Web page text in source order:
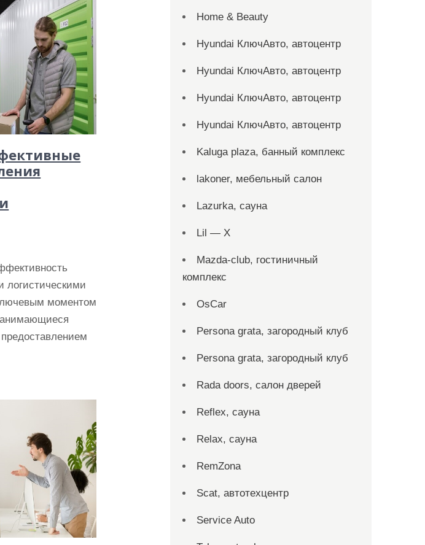
логистическими
моментом
Home & Beauty
Hyundai КлючАвто, автоцентр
Hyundai КлючАвто, автоцентр
Hyundai КлючАвто, автоцентр
Hyundai КлючАвто, автоцентр
Kaluga plaza, банный комплекс
lakoner, мебельный салон
Lazurka, сауна
Lil — X
Mazda-club, гостиничный
комплекс
OsCar
Persona grata, загородный клуб
Persona grata, загородный клуб
Rada doors, салон дверей
Reflex, сауна
Relax, сауна
RemZona
Scat, автотехцентр
Service Auto